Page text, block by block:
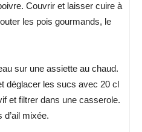
Couvrir et laisser cuire à
les pois gourmands, le
sur une assiette au chaud.
déglacer les sucs avec 20 cl
et filtrer dans une casserole.
mixée.